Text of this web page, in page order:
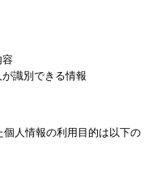
容
識別できる情報
人情報の利用目的は以下の